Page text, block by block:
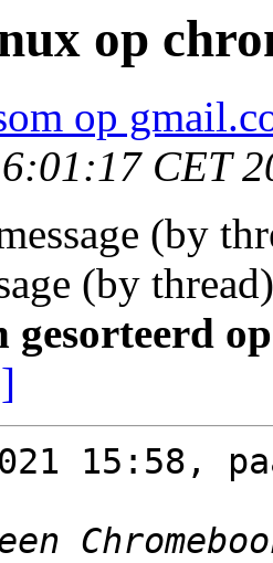
op
op
CET
(by
(by
gesorteerd
15:58,